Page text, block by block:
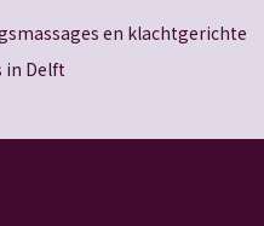
en klachtgerichte
in Delft